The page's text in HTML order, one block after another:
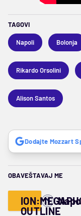
TAGOVI
Napoli Bolonja
Rikardo Orsolini
Alison Santos
Dodajte Mozzart
OBAVEŠTAVAJ ME
OUTLINE